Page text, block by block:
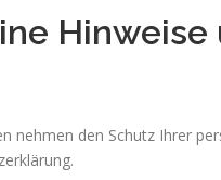
nehmen den Schutz Ihrer